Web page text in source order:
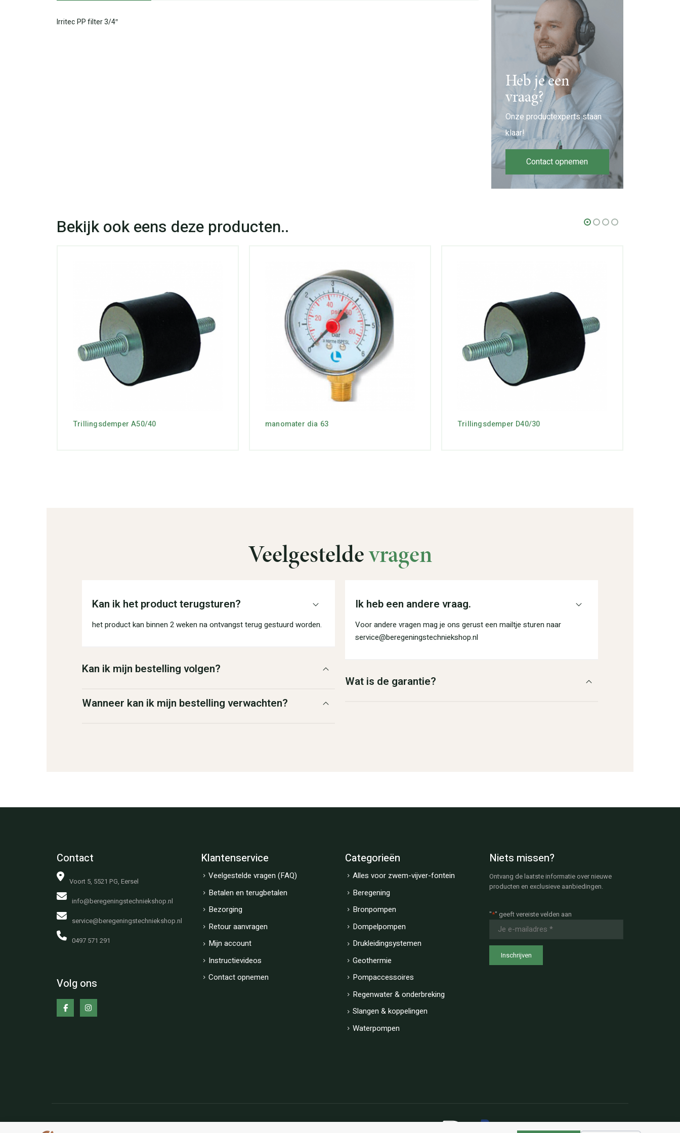
Irritec PP filter 3/4″
Heb je een
vraag?
Onze productexperts staan
klaar!
Contact opnemen
Trillingsdemper A50/40 manomater dia 63 Trillingsdemper D40/30
Veelgesteldevragen
Kan ik het product terugsturen?
het product kan binnen 2 weken na ontvangst terug gestuurd worden.
Kan ik mijn bestelling volgen?
Wanneer kan ik mijn bestelling verwachten?
Ik heb een andere vraag.
Voor andere vragen mag je ons gerust een mailtje sturen naar
service@beregeningstechniekshop.nl
Wat is de garantie?
Contact
Voort 5, 5521 PG, Eersel
info@beregeningstechniekshop.nl
service@beregeningstechniekshop.nl
0497 571 291
Volg ons
Klantenservice
Veelgestelde vragen (FAQ)
Betalen en terugbetalen
Bezorging
Retour aanvragen
Mijn account
Instructievideos
Contact opnemen
Categorieën
Alles voor zwem-vijver-fontein
Beregening
Bronpompen
Dompelpompen
Drukleidingsystemen
Geothermie
Pompaccessoires
Regenwater & onderbreking
Slangen & koppelingen
Waterpompen
Niets missen?
Ontvang de laatste informatie over nieuwe
producten en exclusieve aanbiedingen.
"*" geeft vereiste velden aan
mailadres
*